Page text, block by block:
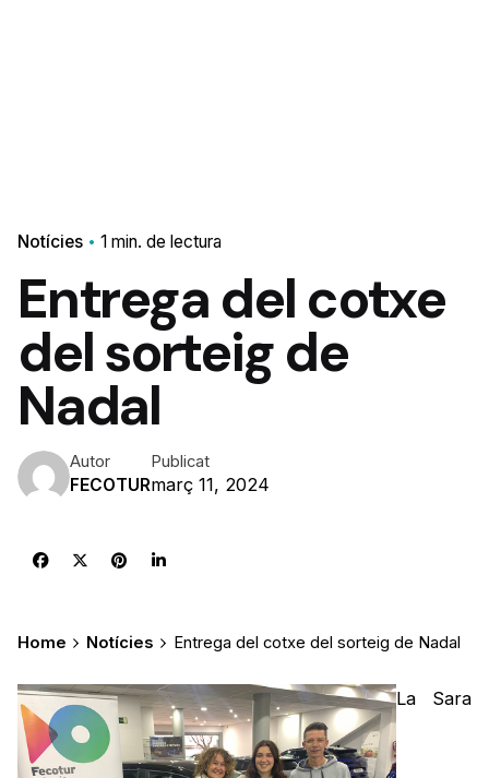
Notícies 1 min. de lectura
Entrega del cotxe
del sorteig de
Nadal
Autor
FECOTUR
Publicat
març 11, 2024
Home Notícies Entrega del cotxe del sorteig de Nadal
La Sara